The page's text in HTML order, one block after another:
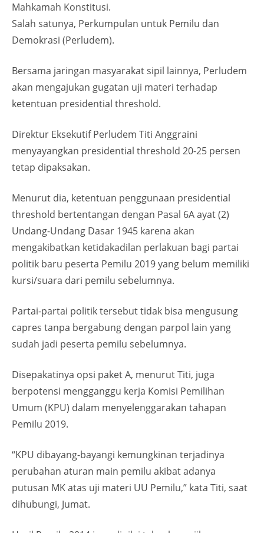
Mahkamah Konstitusi.
Salah satunya, Perkumpulan untuk Pemilu dan
Demokrasi (Perludem).
Bersama jaringan masyarakat sipil lainnya, Perludem
akan mengajukan gugatan uji materi terhadap
ketentuan presidential threshold.
Direktur Eksekutif Perludem Titi Anggraini
menyayangkan presidential threshold 20-25 persen
tetap dipaksakan.
Menurut dia, ketentuan penggunaan presidential
threshold bertentangan dengan Pasal 6A ayat (2)
Undang-Undang Dasar 1945 karena akan
mengakibatkan ketidakadilan perlakuan bagi partai
politik baru peserta Pemilu 2019 yang belum memiliki
kursi/suara dari pemilu sebelumnya.
Partai-partai politik tersebut tidak bisa mengusung
capres tanpa bergabung dengan parpol lain yang
sudah jadi peserta pemilu sebelumnya.
Disepakatinya opsi paket A, menurut Titi, juga
berpotensi mengganggu kerja Komisi Pemilihan
Umum (KPU) dalam menyelenggarakan tahapan
Pemilu 2019.
“KPU dibayang-bayangi kemungkinan terjadinya
perubahan aturan main pemilu akibat adanya
putusan MK atas uji materi UU Pemilu,” kata Titi, saat
dihubungi, Jumat.